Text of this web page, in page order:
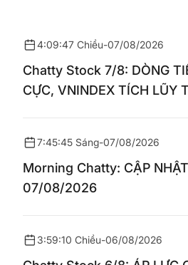
4:09:47 Chiều-07/08/2026
Chatty Stock 7/8: DÒNG
CỰC, VNINDEX TÍCH LŨY
7:45:45 Sáng-07/08/2026
Morning Chatty: CẬP
07/08/2026
3:59:10 Chiều-06/08/2026